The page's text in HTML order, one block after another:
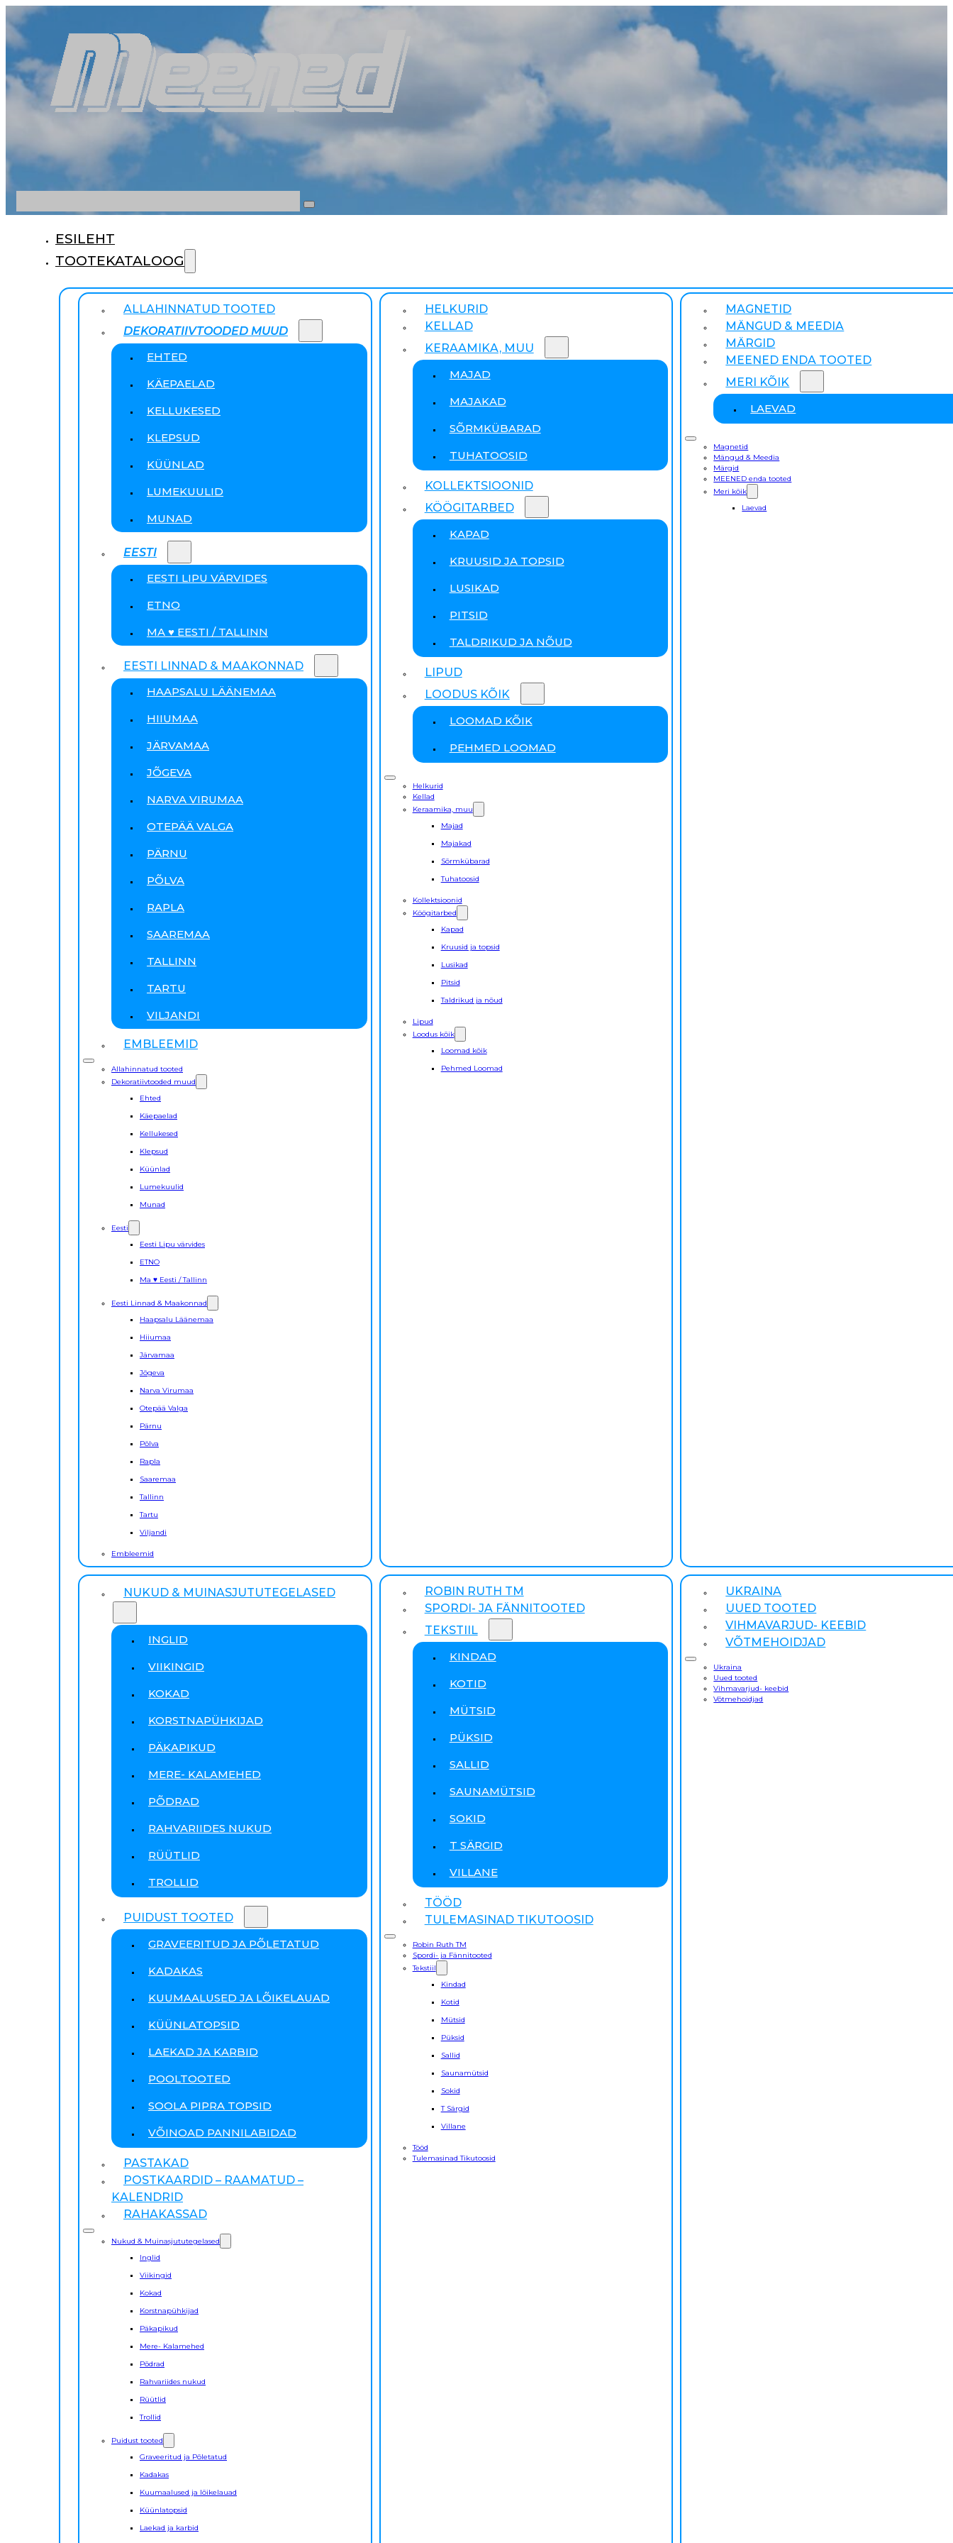
ESILEHT
TOOTEKATALOOG
ALLAHINNATUD TOOTED
DEKORATIIVTOODED MUUD
EHTED
KÄEPAELAD
KELLUKESED
KLEPSUD
KÜÜNLAD
LUMEKUULID
MUNAD
EESTI
EESTI LIPU VÄRVIDES
ETNO
MA ♥ EESTI / TALLINN
EESTI LINNAD & MAAKONNAD
HAAPSALU LÄÄNEMAA
HIIUMAA
JÄRVAMAA
JÕGEVA
NARVA VIRUMAA
OTEPÄÄ VALGA
PÄRNU
PÕLVA
RAPLA
SAAREMAA
TALLINN
TARTU
VILJANDI
EMBLEEMID
Allahinnatud tooted
Dekoratiivtooded muud
Ehted
Käepaelad
Kellukesed
Klepsud
Küünlad
Lumekuulid
Munad
Eesti
Eesti Lipu värvides
ETNO
Ma ♥ Eesti / Tallinn
Eesti Linnad & Maakonnad
Haapsalu Läänemaa
Hiiumaa
Järvamaa
Jõgeva
Narva Virumaa
Otepää Valga
Pärnu
Põlva
Rapla
Saaremaa
Tallinn
Tartu
Viljandi
Embleemid
HELKURID
KELLAD
KERAAMIKA, MUU
MAJAD
MAJAKAD
SÕRMKÜBARAD
TUHATOOSID
KOLLEKTSIOONID
KÖÖGITARBED
KAPAD
KRUUSID JA TOPSID
LUSIKAD
PITSID
TALDRIKUD JA NÕUD
LIPUD
LOODUS KÕIK
LOOMAD KÕIK
PEHMED LOOMAD
Helkurid
Kellad
Keraamika, muu
Majad
Majakad
Sõrmkübarad
Tuhatoosid
Kollektsioonid
Köögitarbed
Kapad
Kruusid ja topsid
Lusikad
Pitsid
Taldrikud ja nõud
Lipud
Loodus kõik
Loomad kõik
Pehmed Loomad
MAGNETID
MÄNGUD & MEEDIA
MÄRGID
MEENED ENDA TOOTED
MERI KÕIK
LAEVAD
Magnetid
Mängud & Meedia
Märgid
MEENED enda tooted
Meri kõik
Laevad
NUKUD & MUINASJUTUTEGELASED
INGLID
VIIKINGID
KOKAD
KORSTNAPÜHKIJAD
PÄKAPIKUD
MERE- KALAMEHED
PÕDRAD
RAHVARIIDES NUKUD
RÜÜTLID
TROLLID
PUIDUST TOOTED
GRAVEERITUD JA PÕLETATUD
KADAKAS
KUUMAALUSED JA LÕIKELAUAD
KÜÜNLATOPSID
LAEKAD JA KARBID
POOLTOOTED
SOOLA PIPRA TOPSID
VÕINOAD PANNILABIDAD
PASTAKAD
POSTKAARDID – RAAMATUD –
KALENDRID
RAHAKASSAD
Nukud & Muinasjututegelased
Inglid
Viikingid
Kokad
Korstnapühkijad
Päkapikud
Mere- Kalamehed
Põdrad
Rahvariides nukud
Rüütlid
Trollid
Puidust tooted
Graveeritud ja Põletatud
Kadakas
Kuumaalused ja lõikelauad
Küünlatopsid
Laekad ja karbid
ROBIN RUTH TM
SPORDI- JA FÄNNITOOTED
TEKSTIIL
KINDAD
KOTID
MÜTSID
PÜKSID
SALLID
SAUNAMÜTSID
SOKID
T SÄRGID
VILLANE
TÖÖD
TULEMASINAD TIKUTOOSID
Robin Ruth TM
Spordi- ja Fännitooted
Tekstiil
Kindad
Kotid
Mütsid
Püksid
Sallid
Saunamütsid
Sokid
T Särgid
Villane
Tööd
Tulemasinad Tikutoosid
UKRAINA
UUED TOOTED
VIHMAVARJUD- KEEBID
VÕTMEHOIDJAD
Ukraina
Uued tooted
Vihmavarjud- keebid
Võtmehoidjad